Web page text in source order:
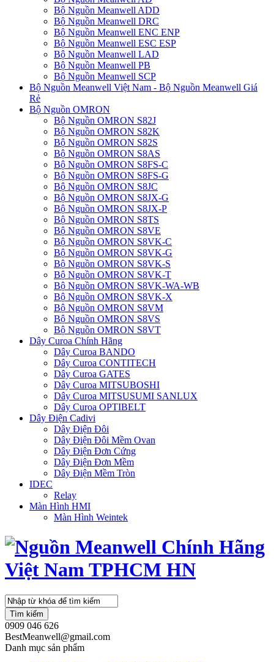
Bộ Nguồn Meanwell ADD
Bộ Nguồn Meanwell DRC
Bộ Nguồn Meanwell ENC ENP
Bộ Nguồn Meanwell ESC ESP
Bộ Nguồn Meanwell LAD
Bộ Nguồn Meanwell PB
Bộ Nguồn Meanwell SCP
Bộ Nguồn Meanwell Việt Nam - Bộ Nguồn Meanwell Giá
Rẻ
Bộ Nguồn OMRON
Bộ Nguồn OMRON S82J
Bộ Nguồn OMRON S82K
Bộ Nguồn OMRON S82S
Bộ Nguồn OMRON S8AS
Bộ Nguồn OMRON S8FS-C
Bộ Nguồn OMRON S8FS-G
Bộ Nguồn OMRON S8JC
Bộ Nguồn OMRON S8JX-G
Bộ Nguồn OMRON S8JX-P
Bộ Nguồn OMRON S8TS
Bộ Nguồn OMRON S8VE
Bộ Nguồn OMRON S8VK-C
Bộ Nguồn OMRON S8VK-G
Bộ Nguồn OMRON S8VK-S
Bộ Nguồn OMRON S8VK-T
Bộ Nguồn OMRON S8VK-WA-WB
Bộ Nguồn OMRON S8VK-X
Bộ Nguồn OMRON S8VM
Bộ Nguồn OMRON S8VS
Bộ Nguồn OMRON S8VT
Dây Curoa Chính Hãng
Dây Curoa BANDO
Dây Curoa CONTITECH
Dây Curoa GATES
Dây Curoa MITSUBOSHI
Dây Curoa MITSUSUMI SANLUX
Dây Curoa OPTIBELT
Dây Điện Cadivi
Dây Điện Đôi
Dây Điện Đôi Mềm Ovan
Dây Điện Đơn Cứng
Dây Điện Đơn Mềm
Dây Điện Mềm Tròn
IDEC
Relay
Màn Hình HMI
Màn Hình Weintek
Tìm kiếm
0909 046 626
BestMeanwell@gmail.com
Danh mục sản phẩm